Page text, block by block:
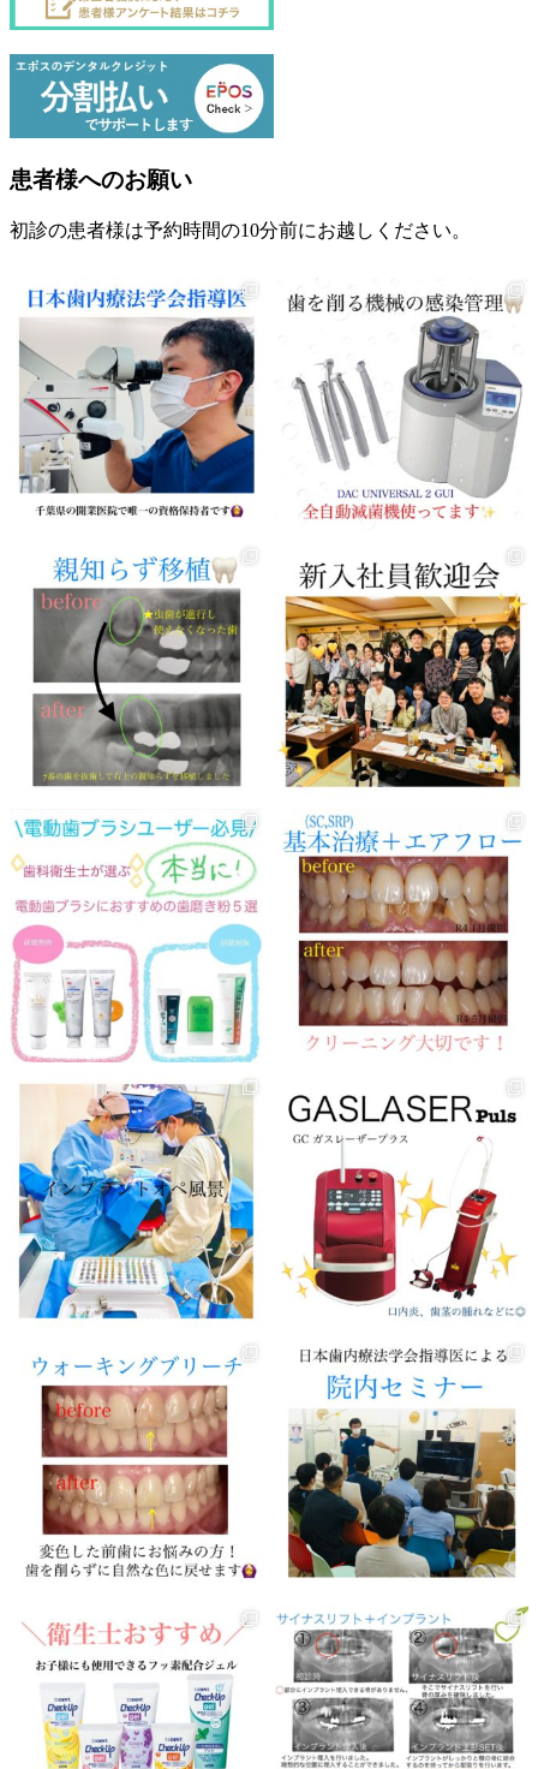
患者様へのお願い
初診の患者様は予約時間の10分前にお越しください。